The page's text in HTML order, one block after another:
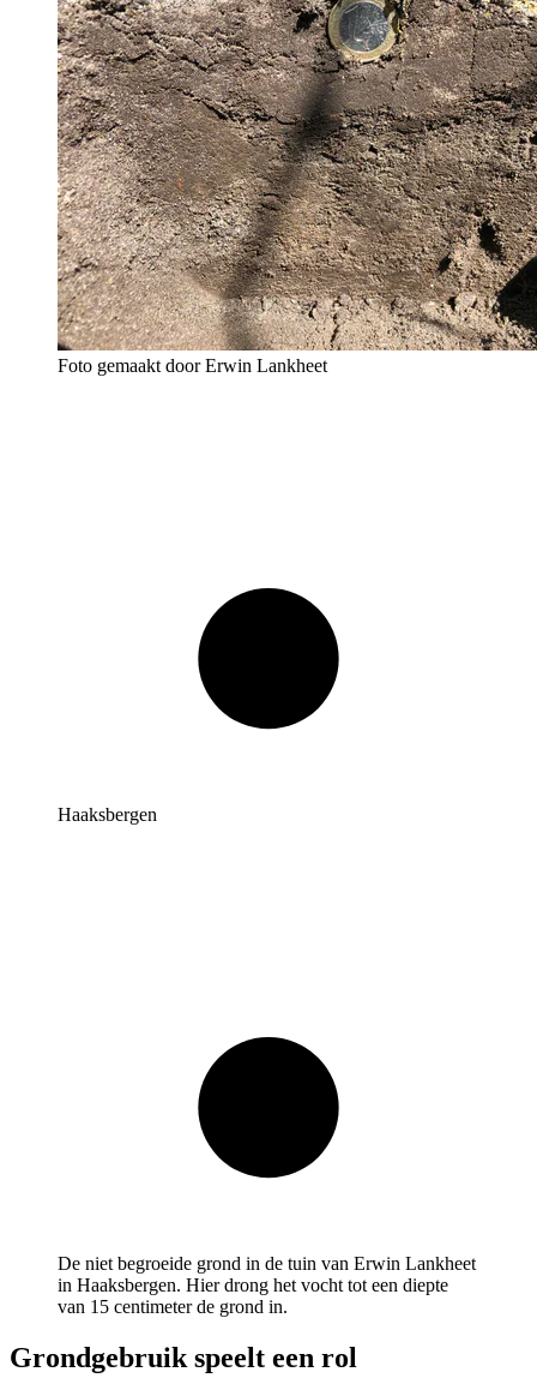
Foto gemaakt door Erwin Lankheet
Haaksbergen
De niet begroeide grond in de tuin van Erwin Lankheet
in Haaksbergen. Hier drong het vocht tot een diepte
van 15 centimeter de grond in.
Grondgebruik speelt een rol